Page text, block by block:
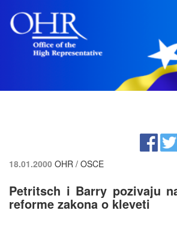
18.01.2000 OHR / OSCE
Petritsch i Barry pozivaju
reforme zakona o kleveti